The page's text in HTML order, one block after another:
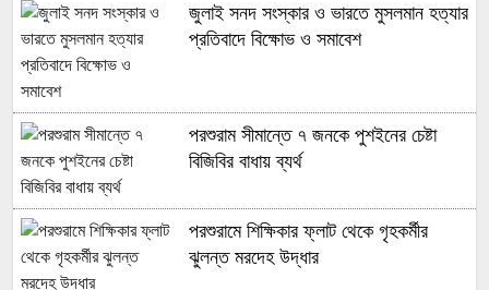
জুলাই সনদ সংস্কার ও ভারতে মুসলমান হত্যার
প্রতিবাদে বিক্ষোভ ও সমাবেশ
পরশুরাম সীমান্তে ৭ জনকে পুশইনের চেষ্টা
বিজিবির বাধায় ব্যর্থ
পরশুরামে শিক্ষিকার ফ্লাট থেকে গৃহকর্মীর
ঝুলন্ত মরদেহ উদ্ধার